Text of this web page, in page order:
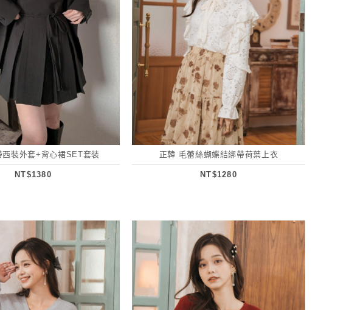
西裝外套+背心裙SET套裝
NT$1380
正韓 毛蕾絲蝴蝶結綁帶荷葉上衣
NT$1280